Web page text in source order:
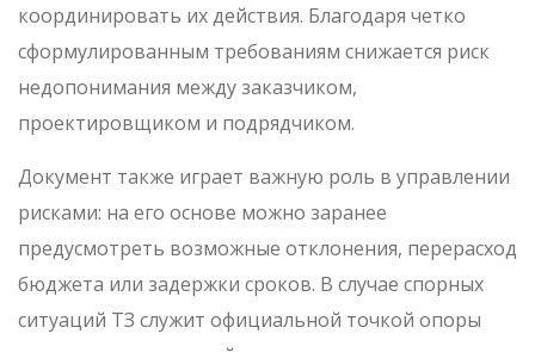
координировать их действия. Благодаря четко
сформулированным требованиям снижается риск
недопонимания между заказчиком,
проектировщиком и подрядчиком.
Документ также играет важную роль в управлении
рисками: на его основе можно заранее
предусмотреть возможные отклонения, перерасход
бюджета или задержки сроков. В случае спорных
ситуаций ТЗ служит официальной точкой опоры